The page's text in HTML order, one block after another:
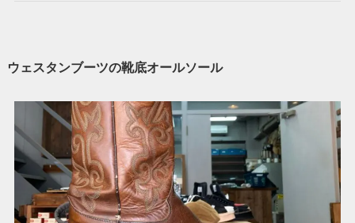
ウェスタンブーツの靴底オールソール